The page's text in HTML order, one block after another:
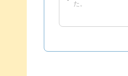
た。